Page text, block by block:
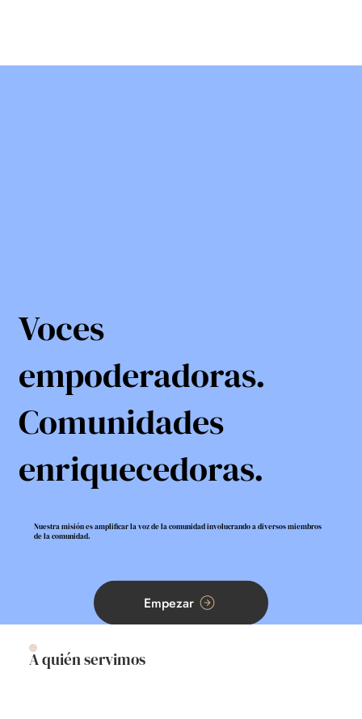
Voces
empoderadoras.
Comunidades
enriquecedoras.
Nuestra misión es amplificar la voz de la comunidad involucrando a diversos miembros
de la comunidad.
Empezar
A quién servimos